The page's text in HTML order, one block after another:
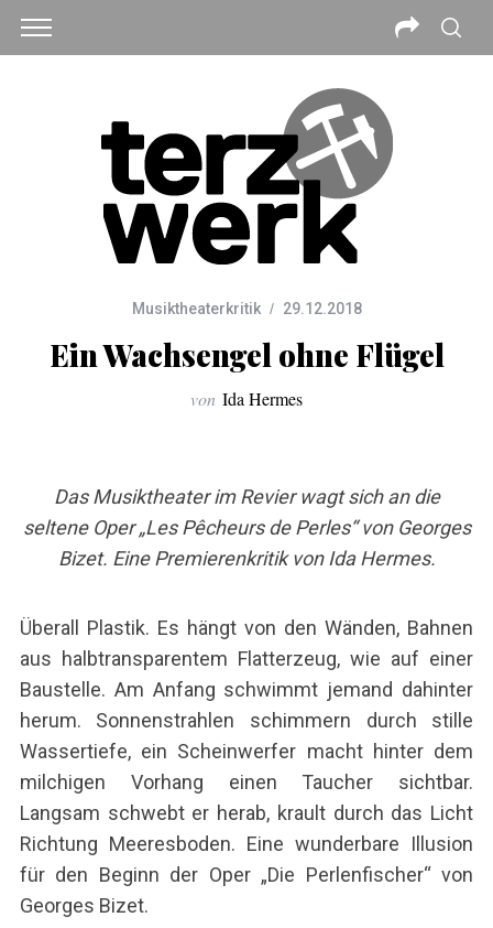
Musiktheaterkritik 29.12.2018
Ein Wachsengel ohne Flügel
von Ida Hermes
Das Musiktheater im Revier wagt sich an die
seltene Oper „Les Pêcheurs de Perles“ von Georges
Bizet. Eine Premierenkritik von Ida Hermes.
Überall Plastik. Es hängt von den Wänden, Bahnen
aus halbtransparentem Flatterzeug, wie auf einer
Baustelle. Am Anfang schwimmt jemand dahinter
herum. Sonnenstrahlen schimmern durch stille
Wassertiefe, ein Scheinwerfer macht hinter dem
milchigen Vorhang einen Taucher sichtbar.
Langsam schwebt er herab, krault durch das Licht
Richtung Meeresboden. Eine wunderbare Illusion
für den Beginn der Oper „Die Perlenfischer“ von
Georges Bizet.